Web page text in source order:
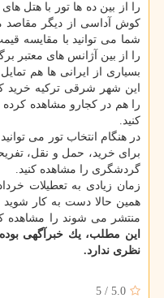
را از بین ده ها تور با هتل
كوش آداسی از دیگر مقاصد
شما می توانید با مقایسه
را از بین آژانس های معتبر
بسیاری از ایرانی ها هم
این شهر شرقی تركیه خرید
را هم در كجارو مشاهده كرده
كنید.
در هنگام انتخاب تور می
برای خرید، حمل و نقل،
گردشگری را مشاهده كنید.
زمان زیادی به تعطیلات
همین حالا دست به كار شوید
منتشر می شوند را مشاهده
این مطلب، یك خبرآگهی
نظری ندارد.
5.0
/
5